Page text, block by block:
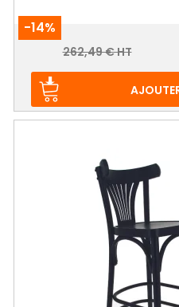
-14%
Prix
Prix
262,49 € HT